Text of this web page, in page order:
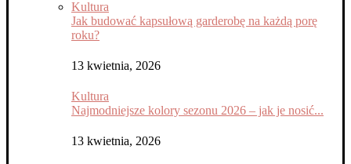
Kultura
Jak budować kapsułową garderobę na każdą porę
roku?
13 kwietnia, 2026
Kultura
Najmodniejsze kolory sezonu 2026 – jak je nosić...
13 kwietnia, 2026